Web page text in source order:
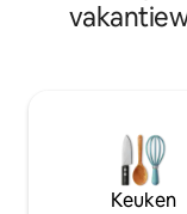
en je zult in slaap
van de golven.
winkels,
stranden van
op 10 minuten
Keuken